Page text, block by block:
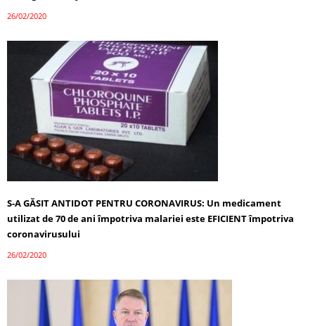
26/02/2020
S-A GĂSIT ANTIDOT PENTRU CORONAVIRUS: Un medicament
utilizat de 70 de ani împotriva malariei este EFICIENT împotriva
coronavirusului
26/02/2020